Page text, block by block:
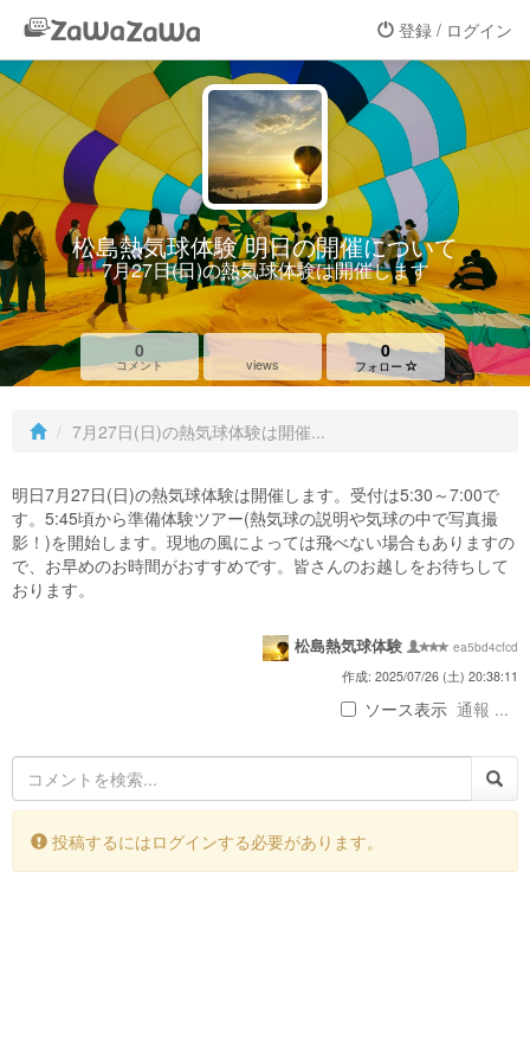
登録 / ログイン
松島熱気球体験 明日の開催について
7月27日(日)の熱気球体験は開催します
0
コメント views
0
フォロー
7月27日(日)の熱気球体験は開催...
明日7月27日(日)の熱気球体験は開催します。受付は5:30～7:00で
す。5:45頃から準備体験ツアー(熱気球の説明や気球の中で写真撮
影！)を開始します。現地の風によっては飛べない場合もありますの
で、お早めのお時間がおすすめです。皆さんのお越しをお待ちして
おります。
松島熱気球体験
ea5bd4cfcd
作成: 2025/07/26 (土) 20:38:11
ソース表示 通報 ...
投稿するにはログインする必要があります。